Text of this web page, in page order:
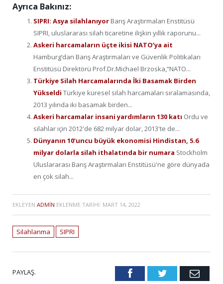
Ayrıca Bakınız:
SIPRI: Asya silahlanıyor Barış Araştırmaları Enstitüsü
SIPRI, uluslararası silah ticaretine ilişkin yıllık raporunu...
Askeri harcamaların üçte ikisi NATO’ya ait
Hamburg’dan Barış Araştırmaları ve Güvenlik Politikaları
Enstitüsü Direktörü Prof.Dr.Michael Brzoska,“NATO...
Türkiye Silah Harcamalarında İki Basamak Birden
Yükseldi Türkiye küresel silah harcamaları sıralamasında,
2013 yılında iki basamak birden...
Askeri harcamalar insani yardımların 130 katı Ordu ve
silahlar için 2012'de 682 milyar dolar, 2013'te de...
Dünyanın 10’uncu büyük ekonomisi Hindistan, 5.6
milyar dolarla silah ithalatında bir numara Stockholm
Uluslararası Barış Araştırmaları Enstitüsü'ne göre dünyada
en çok silah...
EKLEYEN ADMIN EKLENME TARIHI: MART 14, 2022
Silahlanma SIPRI
PAYLAŞ. FacebookTwitter Email